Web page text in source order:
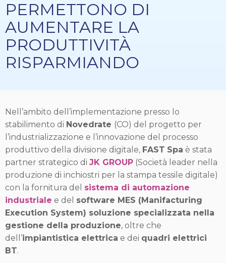
PERMETTONO DI
AUMENTARE LA
PRODUTTIVITÀ
RISPARMIANDO
Nell’ambito dell’implementazione presso lo
stabilimento di Novedrate (CO) del progetto per
l’industrializzazione e l’innovazione del processo
produttivo della divisione digitale, FAST Spa è stata
partner strategico di JK GROUP (Società leader nella
produzione di inchiostri per la stampa tessile digitale)
con la fornitura del sistema di automazione
industriale e del software MES (Manifacturing
Execution System) soluzione specializzata nella
gestione della produzione, oltre che
dell’impiantistica elettrica e dei quadri elettrici
BT.